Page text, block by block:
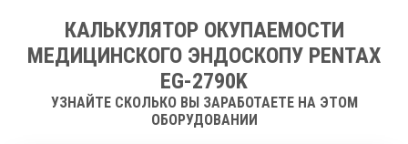
КАЛЬКУЛЯТОР ОКУПАЕМОСТИ
МЕДИЦИНСКОГО ЭНДОСКОПУ PENTAX
EG-2790K
УЗНАЙТЕ СКОЛЬКО ВЫ ЗАРАБОТАЕТЕ НА ЭТОМ
ОБОРУДОВАНИИ